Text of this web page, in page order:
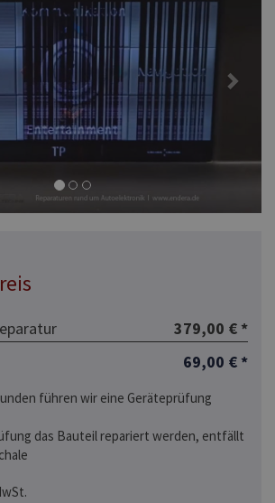
379,00 € *
69,00 € *
führen wir eine Geräteprüfung
das Bauteil repariert werden, entfällt